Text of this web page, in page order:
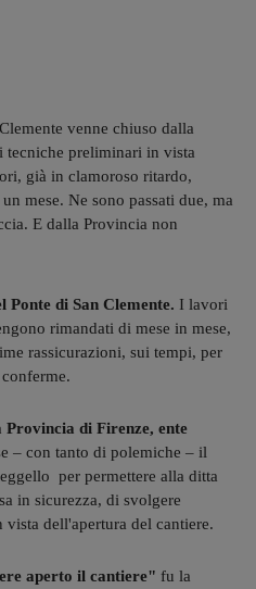
venne chiuso dalla
tecniche preliminari in vista
già in clamoroso ritardo,
mese. Ne sono passati due, ma
E dalla Provincia non
Ponte di San Clemente. I lavori
rimandati di mese in mese,
rassicurazioni, sui tempi, per
di Firenze, ente
– con tanto di polemiche – il
per permettere alla ditta
in sicurezza, di svolgere
dell'apertura del cantiere.
aperto il cantiere" fu la